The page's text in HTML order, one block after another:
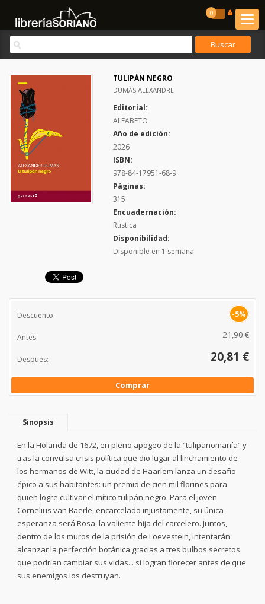
0
TULIPÁN NEGRO
DUMAS ALEXANDRE
Editorial:
ALFABETO
Año de edición:
2026
ISBN:
978-84-17951-68-9
Páginas:
315
Encuadernación:
Rústica
Disponibilidad:
Disponible en 1 semana
Descuento: -5%
Antes: 21,90 €
Despues: 20,81 €
Comprar
Sinopsis
En la Holanda de 1672, en pleno apogeo de la “tulipanomanía” y
tras la convulsa crisis política que dio lugar al linchamiento de
los hermanos de Witt, la ciudad de Haarlem lanza un desafío
épico a sus habitantes: un premio de cien mil florines para
quien logre cultivar el mítico tulipán negro. Para el joven
Cornelius van Baerle, encarcelado injustamente, su única
esperanza será Rosa, la valiente hija del carcelero. Juntos,
dentro de los muros de la prisión de Loevestein, intentarán
alcanzar la perfección botánica gracias a tres bulbos secretos
que podrían cambiar sus vidas... si logran florecer antes de que
sus enemigos los destruyan.